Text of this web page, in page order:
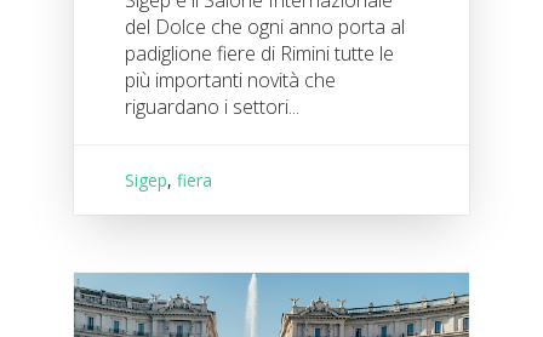
del Dolce che ogni anno porta al
padiglione fiere di Rimini tutte le
più importanti novità che
riguardano i settori...
Sigep,fiera